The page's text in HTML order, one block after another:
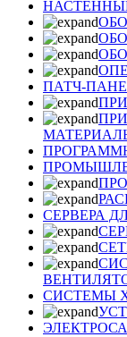
ПАТЧ-
СЕРВЕРА
СИСТЕМЫ